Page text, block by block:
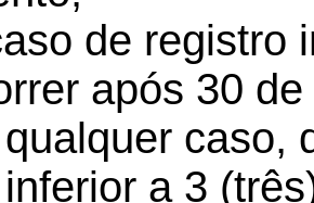
de registro
após 30
caso,
a 3